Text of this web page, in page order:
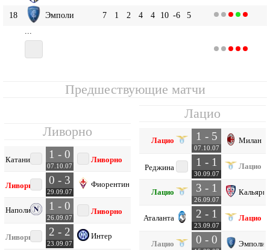
18 Эмполи 7 1 2 4 4 10 -6
5
Предшествующие матчи
Ливорно
Катания 1 - 0
07.10.07
Ливорно
Ливорно 0 - 3
29.09.07
Фиорентина
Наполи 1 - 0
26.09.07
Ливорно
Ливорно 2 - 2
23.09.07
Интер
Лацио
Лацио 1 - 5
07.10.07
Милан
Реджина 1 - 1
30.09.07
Лацио
Лацио 3 - 1
26.09.07
Кальяри
Аталанта 2 - 1
23.09.07
Лацио
Лацио 0 - 0 Эмполи